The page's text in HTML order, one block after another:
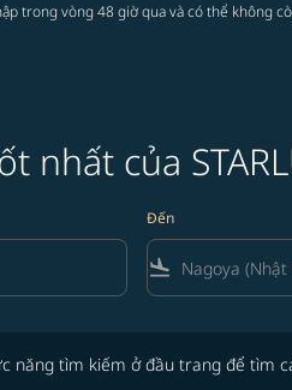
trong vòng 48 giờ qua và có thể không
nhất của
Đến
flight_land
năng tìm kiếm ở đầu trang để tìm